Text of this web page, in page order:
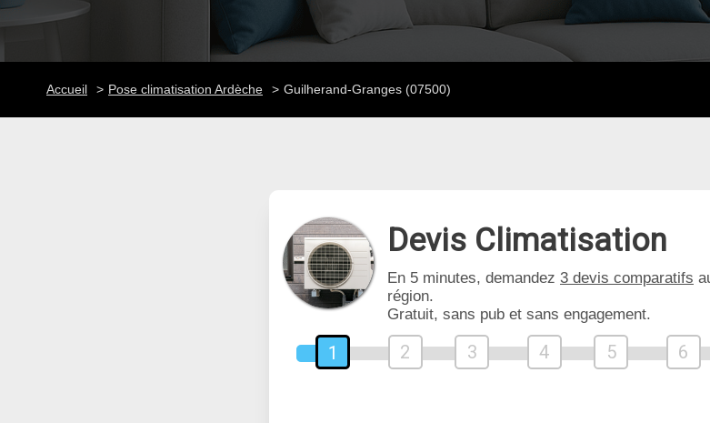
Accueil Pose climatisation Ardèche Guilherand-Granges (07500)
Devis Climatisation
En 5 minutes, demandez 3 devis comparatifs
région.
Gratuit, sans pub et sans engagement.
1 2 3 4 5 6